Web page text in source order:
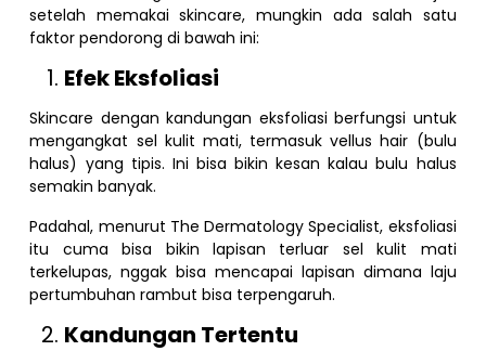
setelah memakai skincare, mungkin ada salah satu
faktor pendorong di bawah ini:
Efek Eksfoliasi
Skincare dengan kandungan eksfoliasi berfungsi untuk
mengangkat sel kulit mati, termasuk vellus hair (bulu
halus) yang tipis. Ini bisa bikin kesan kalau bulu halus
semakin banyak.
Padahal, menurut The Dermatology Specialist, eksfoliasi
itu cuma bisa bikin lapisan terluar sel kulit mati
terkelupas, nggak bisa mencapai lapisan dimana laju
pertumbuhan rambut bisa terpengaruh.
Kandungan Tertentu